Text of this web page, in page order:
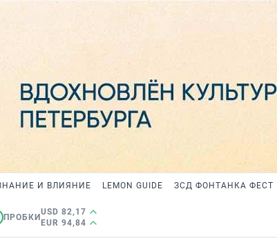
И ВЛИЯНИЕ LEMON GUIDE ЗСД ФОНТАНКА ФЕСТ
ПРОБКИ
USD 82,17
EUR 94,84